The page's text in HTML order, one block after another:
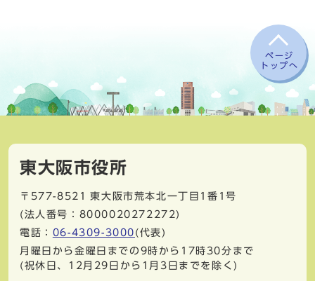
ページ
トップへ
東大阪市役所
〒577-8521
東大阪市荒本北一丁目1番1号
(法人番号：8000020272272)
電話： 06-4309-3000 (代表)
月曜日から金曜日までの9時から17時30分まで
(祝休日、12月29日から1月3日までを除く)